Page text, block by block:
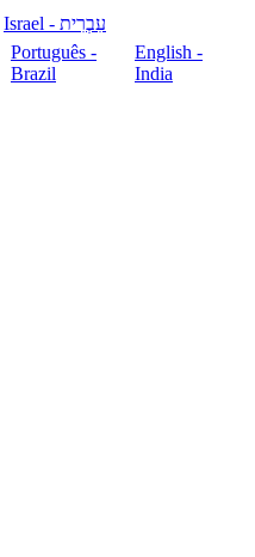
עִבְרִית - Israel
Português -
Brazil
English -
India